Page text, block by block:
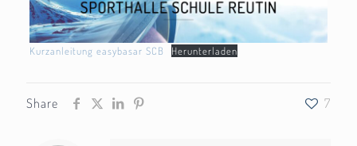
Kurzanleitung easybasar SCB Herunterladen
Share 7